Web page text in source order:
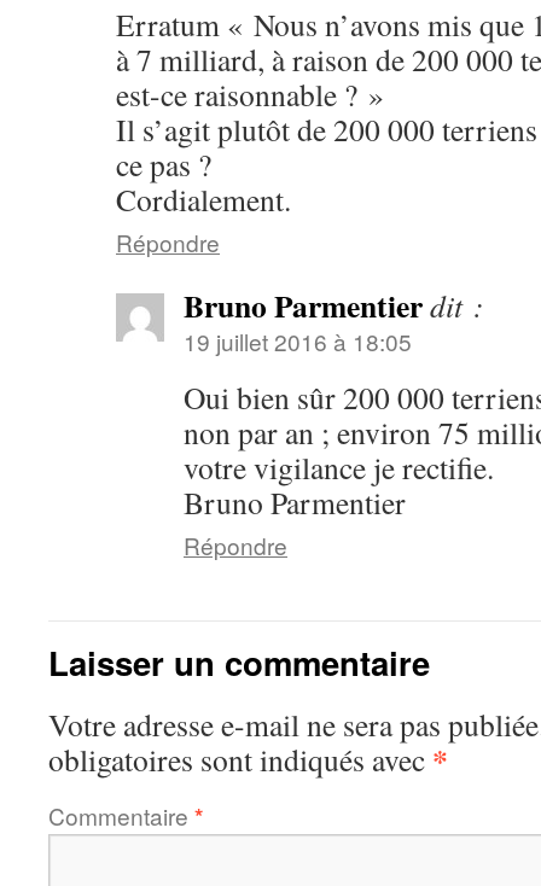
Erratum « Nous n’avons mis que
à 7 milliard, à raison de 200 000
est-ce raisonnable ? »
Il s’agit plutôt de 200 000
ce pas ?
Cordialement.
Répondre
Bruno Parmentierdit :
19 juillet 2016 à 18:05
Oui bien sûr 200 000
non par an ; environ 75
votre vigilance je rectifie.
Bruno Parmentier
Répondre
Laisser un commentaire
Votre adresse e-mail ne sera pas
obligatoires sont indiqués avec *
Commentaire *